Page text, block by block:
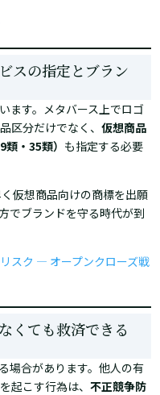
スの指定とブラン
ます。メタバース上でロゴ
区分だけでなく、仮想商品
・35類） も指定する必要
仮想商品向けの商標を出願
でブランドを守る時代が到
スク ― オープンクローズ戦
くても救済できる
場合があります。他人の有
起こす行為は、不正競争防